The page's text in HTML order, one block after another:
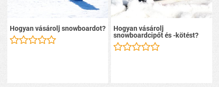
Hogyan vásárolj snowboardot? Hogyan vásárolj
snowboardcipőt és -kötést?